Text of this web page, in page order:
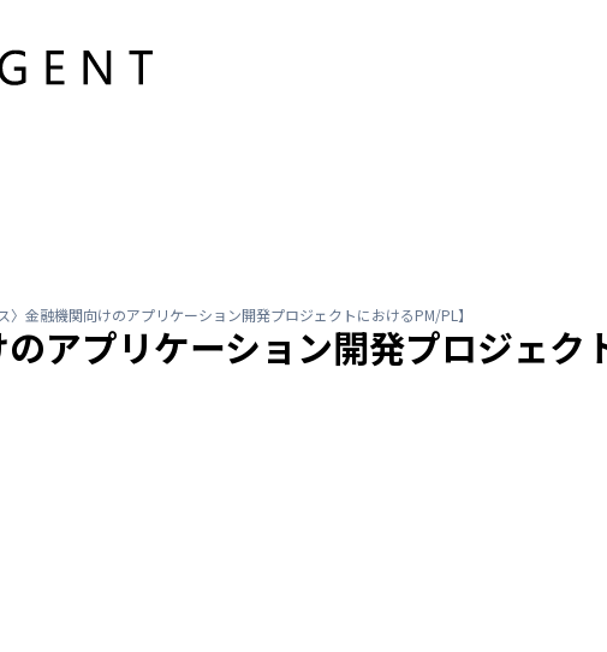
〉金融機関向けのアプリケーション開発プロジェクトにおけるPM/PL】
アプリケーション開発プロジェク